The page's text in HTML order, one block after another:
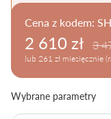
Cena z kodem:
2 610 zł 3
lub 261 zł miesięcznie
Wybrane parametry